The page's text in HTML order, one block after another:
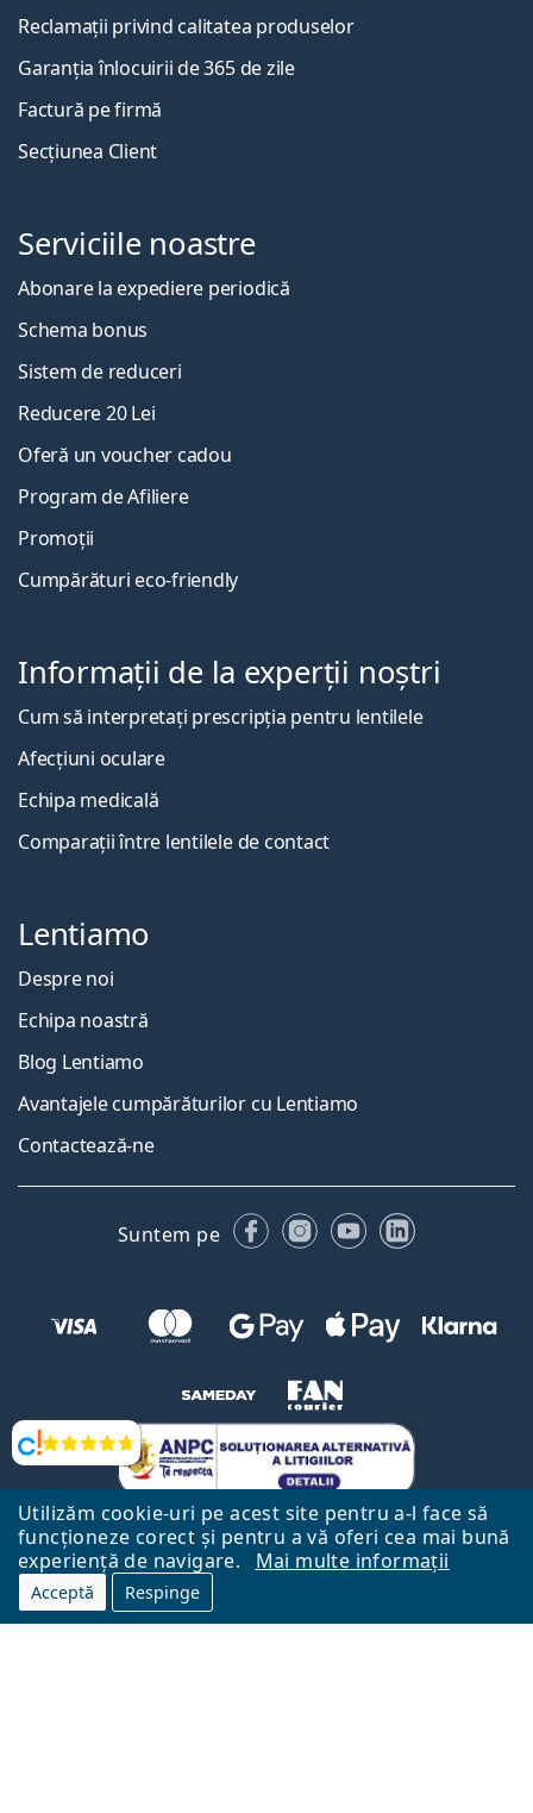
Utilizăm cookie-uri pe acest site pentru a-l face să
funcționeze corect și pentru a vă oferi cea mai bună
experiență de navigare.
Mai multe informații
Acceptă Respinge
Opinii
Reclamații privind calitatea produselor
Garanția înlocuirii de 365 de zile
Factură pe firmă
Secțiunea Client
Serviciile noastre
Abonare la expediere periodică
Schema bonus
Sistem de reduceri
Reducere 20 Lei
Oferă un voucher cadou
Program de Afiliere
Promoții
Cumpărături eco-friendly
Informații de la experții noștri
Cum să interpretați prescripția pentru lentilele
Afecțiuni oculare
Echipa medicală
Comparații între lentilele de contact
Lentiamo
Despre noi
Echipa noastră
Blog Lentiamo
Avantajele cumpărăturilor cu Lentiamo
Contactează-ne
Suntem pe FacebookInstagram
YouTubeLinkedIn
Către Pagina Principală
Mai sus